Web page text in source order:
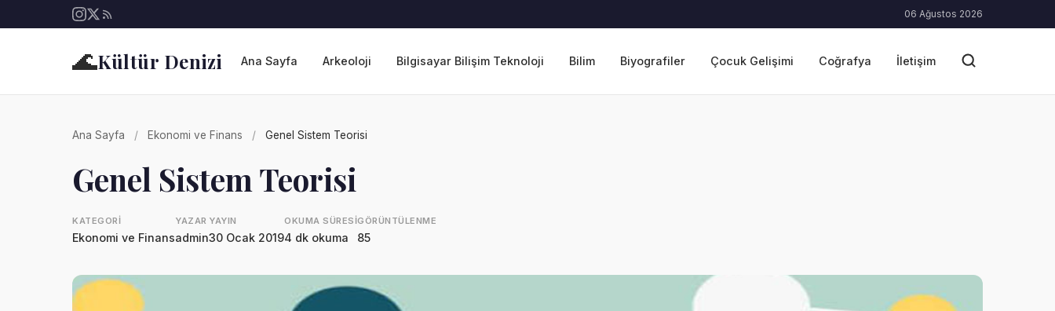
06 Ağustos 2026
🌊Kültür Denizi Ana Sayfa Arkeoloji Bilgisayar Bilişim Teknoloji Bilim Biyografiler Çocuk Gelişimi Coğrafya İletişim
Ana Sayfa / Ekonomi ve Finans / Genel Sistem Teorisi
Genel Sistem Teorisi
KATEGORI
Ekonomi ve Finans
YAZAR
admin
YAYIN
30 Ocak 2019
OKUMA SÜRESI
4 dk okuma
GÖRÜNTÜLENME
85